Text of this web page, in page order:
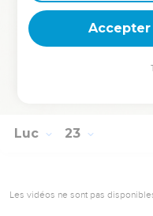
de témoignages ? Nous
de sa bouche.
La Bible Du Semeur Copyright ©
Luc 23
Les vidéos ne sont pas